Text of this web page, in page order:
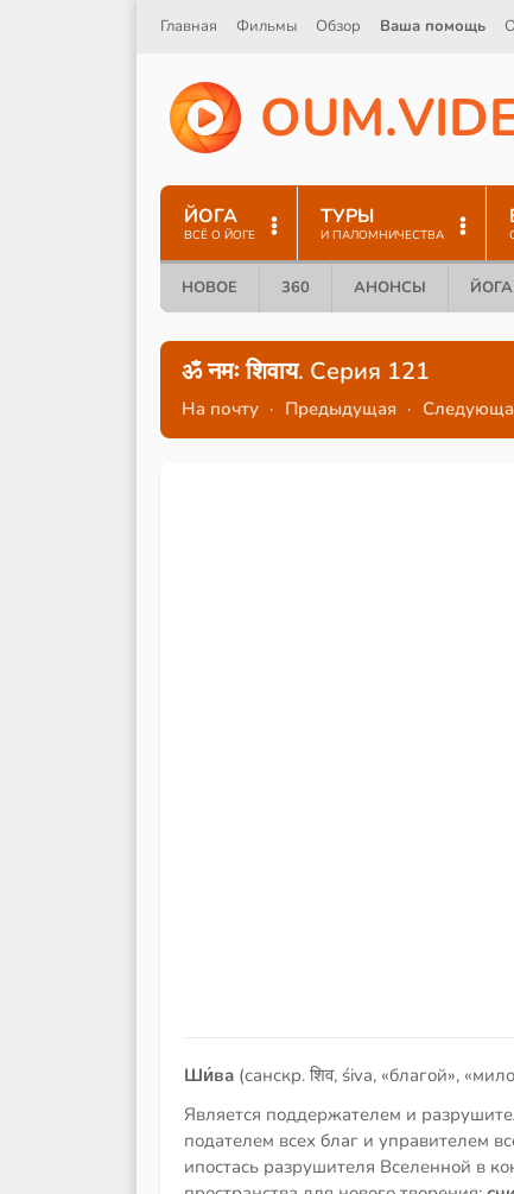
Главная Фильмы Обзор Ваша помощь
OUM.VID
ЙОГА
ВСЁ О ЙОГЕ
ТУРЫ
И ПАЛОМНИЧЕСТВА
НОВОЕ 360 АНОНСЫ
ॐ नमः शिवाय. Серия 121
На почту · Предыдущая ·
Ши́ва (санскр. शिव, śiva, «благой»,
Является поддержателем и
подателем всех благ и управителем
ипостась разрушителя Вселенной в